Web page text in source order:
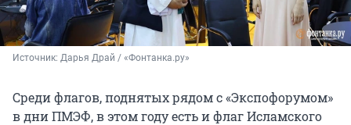
Источник: Дарья Драй / «Фонтанка.ру»
Среди флагов, поднятых рядом с «Экспофорумом»
в дни ПМЭФ, в этом году есть и флаг Исламского